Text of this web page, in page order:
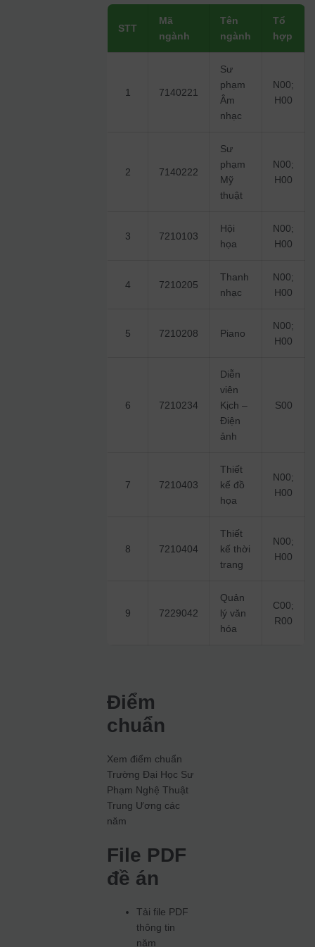
STT
Mã
ngành
Tên
ngành
Tổ
hợp
1 7140221
Sư
phạm
Âm
nhạc
N00;
H00
2 7140222
Sư
phạm
Mỹ
thuật
N00;
H00
3 7210103
Hội
họa
N00;
H00
4 7210205
Thanh
nhạc
N00;
H00
5 7210208 Piano
N00;
H00
6 7210234
Diễn
viên
Kịch –
Điện
ảnh
S00
7 7210403
Thiết
kế đồ
họa
N00;
H00
8 7210404
Thiết
kế thời
trang
N00;
H00
9 7229042
Quản
lý văn
hóa
C00;
R00
Điểm
chuẩn
Xem điểm chuẩn
Trường Đại Học Sư
Phạm Nghệ Thuật
Trung Ương các
năm
File PDF
đề án
Tải file PDF
thông tin
năm